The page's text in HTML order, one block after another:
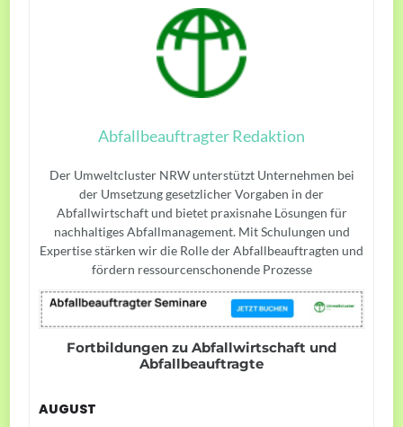
Abfallbeauftragter Redaktion
Der Umweltcluster NRW unterstützt Unternehmen bei
der Umsetzung gesetzlicher Vorgaben in der
Abfallwirtschaft und bietet praxisnahe Lösungen für
nachhaltiges Abfallmanagement. Mit Schulungen und
Expertise stärken wir die Rolle der Abfallbeauftragten und
fördern ressourcenschonende Prozesse
Fortbildungen zu Abfallwirtschaft und
Abfallbeauftragte
AUGUST